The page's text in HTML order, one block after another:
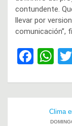
contundente.
llevar por
comunicación”,
F
ce
W
at
s
A